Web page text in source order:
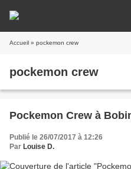
Accueil » pockemon crew
pockemon crew
Pockemon Crew à
Publié le 26/07/2017 à 12:26
Par Louise D.